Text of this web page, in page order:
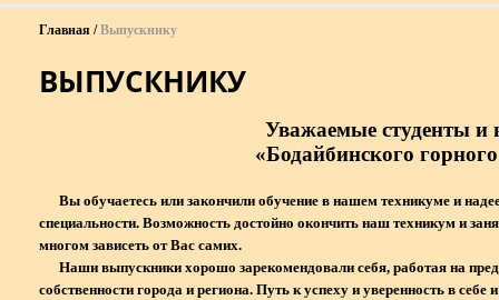
Главная Выпускнику
ВЫПУСКНИКУ
Уважаемые студенты и
«Бодайбинского
Вы обучаетесь или закончили обучение в нашем техникуме и
специальности. Возможность достойно окончить наш техникум и
многом зависеть от Вас самих.
Наши выпускники хорошо зарекомендовали себя, работая на
собственности города и региона. Путь к успеху и уверенность в себе